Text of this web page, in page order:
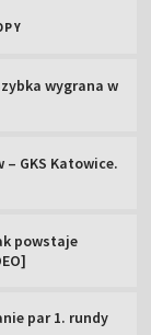
wygrana w
– GKS Katowice.
powstaje
par 1. rundy